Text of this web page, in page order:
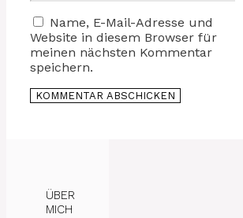
Name, E-Mail-Adresse und
Website in diesem Browser für
meinen nächsten Kommentar
speichern.
ÜBER
MICH